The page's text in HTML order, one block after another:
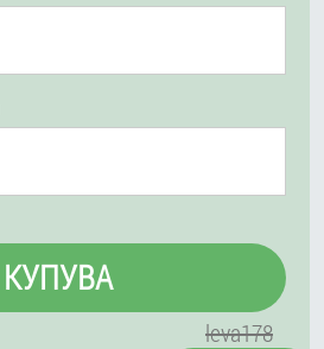
КУПУВА
leva178